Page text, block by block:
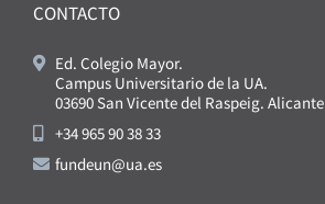
CONTACTO
Ed. Colegio Mayor.
Campus Universitario de la UA.
03690 San Vicente del Raspeig. Alicante
+34 965 90 38 33
fundeun@ua.es